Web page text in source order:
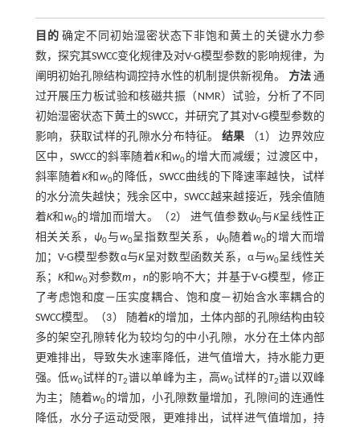
目的 确定不同初始湿密状态下非饱和黄土的关键水力参
数，探究其SWCC变化规律及对V-G模型参数的影响规律，为
阐明初始孔隙结构调控持水性的机制提供新视角。 方法 通
过开展压力板试验和核磁共振（NMR）试验，分析了不同
初始湿密状态下黄土的SWCC，并研究了其对V-G模型参数的
影响，获取试样的孔隙水分布特征。结果 （1） 边界效应
区中，SWCC的斜率随着K和w0 的增大而减缓；过渡区中，
斜率随着K和 w0的降低，SWCC曲线的下降速率越快，试样
的水分流失越快；残余区中，SWCC越来越接近，残余值随
着K和 w0的增加而增大。（2） 进气值参数ψ0与K呈线性正
相关关系， ψ0与w0呈指数型关系， ψ0随着w0的增大而增
加；V-G模型参数α与K呈对数型函数关系，α与w0呈线性关
系； K和w0对参数m ， n的影响不大；并基于V-G模型，修正
了考虑饱和度—压实度耦合、饱和度—初始含水率耦合的
SWCC模型。（3） 随着K的增加，土体内部的孔隙结构由较
多的架空孔隙转化为较均匀的中小孔隙，水分在土体内部
更难排出，导致失水速率降低，进气值增大，持水能力更
强。低w0试样的T2谱以单峰为主，高w0试样的T2谱以双峰
为主；随着w0 的增加，小孔隙数量增加，孔隙间的连通性
降低，水分子运动受限，更难排出，试样进气值增加，持